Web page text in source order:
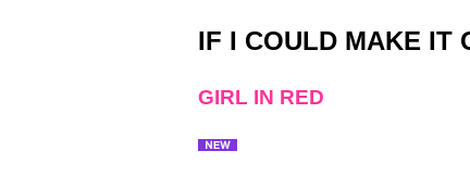
IF I COULD MAKE IT
GIRL IN RED